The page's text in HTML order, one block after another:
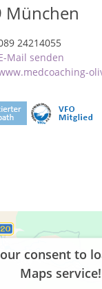
München
24214055
Mail senden
consent to
Maps service!